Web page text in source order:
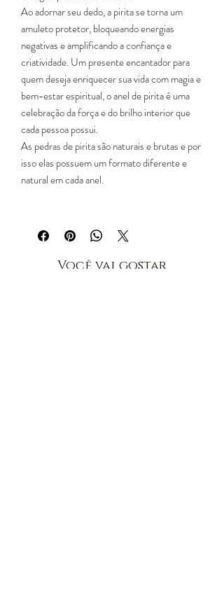
Ao adornar seu dedo, a pirita se torna um
amuleto protetor, bloqueando energias
negativas e amplificando a confiança e
criatividade. Um presente encantador para
quem deseja enriquecer sua vida com magia e
bem-estar espiritual, o anel de pirita é uma
celebração da força e do brilho interior que
cada pessoa possui.
As pedras de pirita são naturais e brutas e por
isso elas possuem um formato diferente e
natural em cada anel.
Você vai gostar